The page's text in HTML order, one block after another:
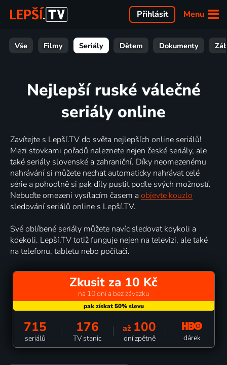
Menu
Přihlásit
Vše Filmy Seriály Dětem Dokumenty
Nejlepší ruské válečné
seriály online
Zavítejte s Lepší.TV do světa nejlepších online seriálů!
Mezi stovkami pořadů naleznete nejen české seriály, ale
také seriály slovenské a zahraniční. Díky neomezenému
nahrávání si můžete nechat automaticky nahrávat celé
série a pohodlně si pak díly pustit podle svých možností.
Nebuďte omezeni vysílacím časem a objevte kouzlo
sledování seriálů online s Lepší.TV.
Své oblíbené seriály můžete navíc sledovat kdykoli a
kdekoli. Lepší.TV totiž funguje nejen na televizi, ale také
na telefonu, tabletu nebo počítači.
Zkusit za 10 Kč
na 10 dní a bez závazku
715
seriálů
176
TV stanic
až 100
dní zpětně dárek